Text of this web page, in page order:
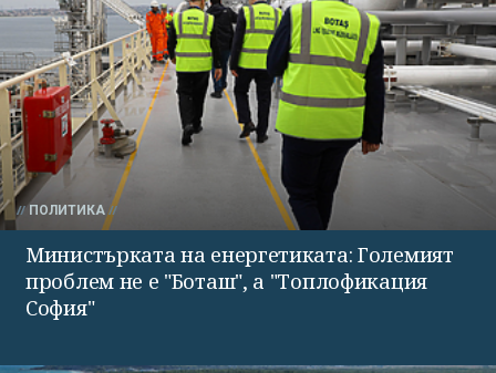
ПОЛИТИКА
Министърката на енергетиката: Големият
проблем не е "Боташ", а "Топлофикация
София"